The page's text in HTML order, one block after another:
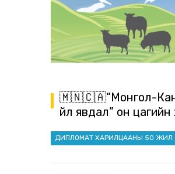
🇲🇳🇨🇦“Монгол-
үйл явдал” он
ДИПЛОМАТ ХАРИЛЦААНЫ 50 ЖИЛ